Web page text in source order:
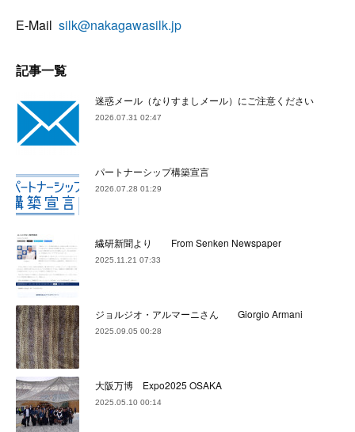
E-Mail silk@nakagawasilk.jp
記事一覧
迷惑メール（なりすましメール）にご注意ください
2026.07.31 02:47
パートナーシップ構築宣言
2026.07.28 01:29
繊研新聞より From Senken Newspaper
2025.11.21 07:33
ジョルジオ・アルマーニさん Giorgio Armani
2025.09.05 00:28
大阪万博 Expo2025 OSAKA
2025.05.10 00:14